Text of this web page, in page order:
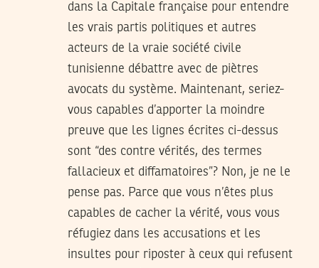
dans la Capitale française pour entendre
les vrais partis politiques et autres
acteurs de la vraie société civile
tunisienne débattre avec de piètres
avocats du système. Maintenant, seriez-
vous capables d’apporter la moindre
preuve que les lignes écrites ci-dessus
sont “des contre vérités, des termes
fallacieux et diffamatoires”? Non, je ne le
pense pas. Parce que vous n’êtes plus
capables de cacher la vérité, vous vous
réfugiez dans les accusations et les
insultes pour riposter à ceux qui refusent